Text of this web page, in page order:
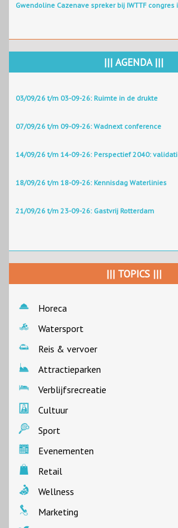
Gwendoline Cazenave spreker bij IWTTF congres
||| AGENDA |||
03/09/26 t/m 03-09-26: Ruimte in de drukte
07/09/26 t/m 09-09-26: Wadnext conference
14/09/26 t/m 14-09-26: Perspectief 2040:
18/09/26 t/m 18-09-26: Kennisdag Waterlinies
21/09/26 t/m 23-09-26: Gastvrij Rotterdam
||| TOPICS |||
Horeca
Watersport
Reis & vervoer
Attractieparken
Verblijfsrecreatie
Cultuur
Sport
Evenementen
Retail
Wellness
Marketing